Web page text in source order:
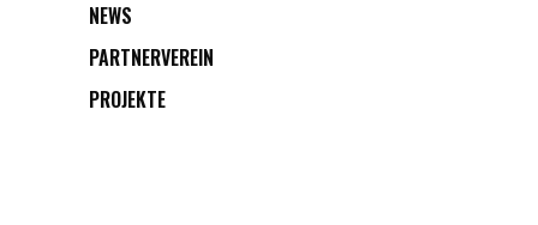
NEWS
PARTNERVEREIN
PROJEKTE